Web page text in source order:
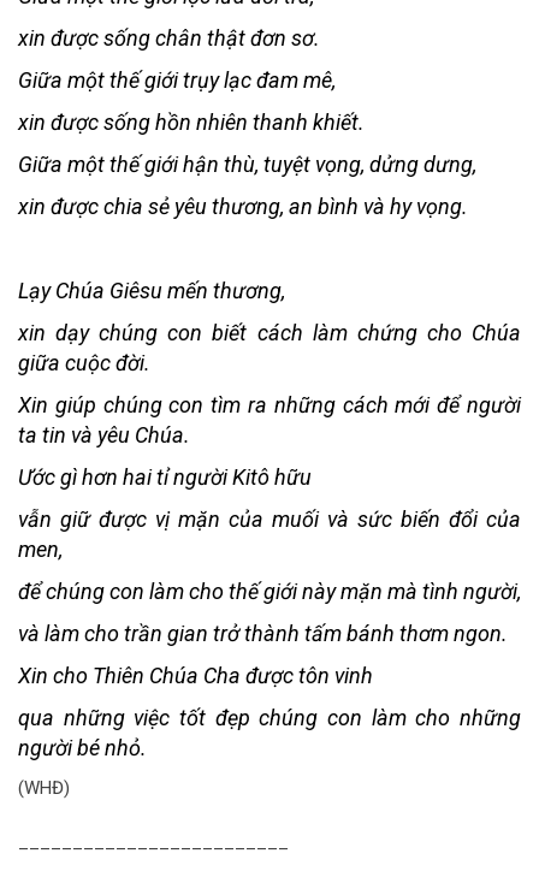
xin được sống chân thật đơn sơ.
Giữa một thế giới trụy lạc đam mê,
xin được sống hồn nhiên thanh khiết.
Giữa một thế giới hận thù, tuyệt vọng, dửng dưng,
xin được chia sẻ yêu thương, an bình và hy vọng.
Lạy Chúa Giêsu mến thương,
xin dạy chúng con biết cách làm chứng cho Chúa
giữa cuộc đời.
Xin giúp chúng con tìm ra những cách mới để người
ta tin và yêu Chúa.
Ước gì hơn hai tỉ người Kitô hữu
vẫn giữ được vị mặn của muối và sức biến đổi của
men,
để chúng con làm cho thế giới này mặn mà tình người,
và làm cho trần gian trở thành tấm bánh thơm ngon.
Xin cho Thiên Chúa Cha được tôn vinh
qua những việc tốt đẹp chúng con làm cho những
người bé nhỏ.
(WHĐ)